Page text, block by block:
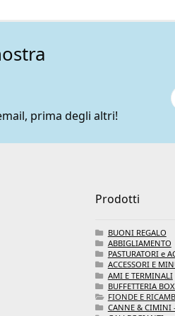
prima degli altri!
Prodotti
BUONI REGALO
ABBIGLIAMENTO
PASTURATORI e
ACCESSORI E
AMI E TERMINALI
BUFFETTERIA
FIONDE E
CANNE & CIMINI